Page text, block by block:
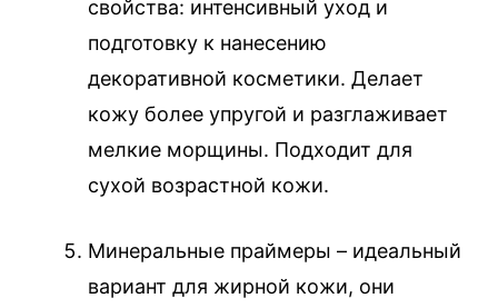
свойства: интенсивный уход и
подготовку к нанесению
декоративной косметики. Делает
кожу более упругой и разглаживает
мелкие морщины. Подходит для
сухой возрастной кожи.
Минеральные праймеры – идеальный
вариант для жирной кожи, они